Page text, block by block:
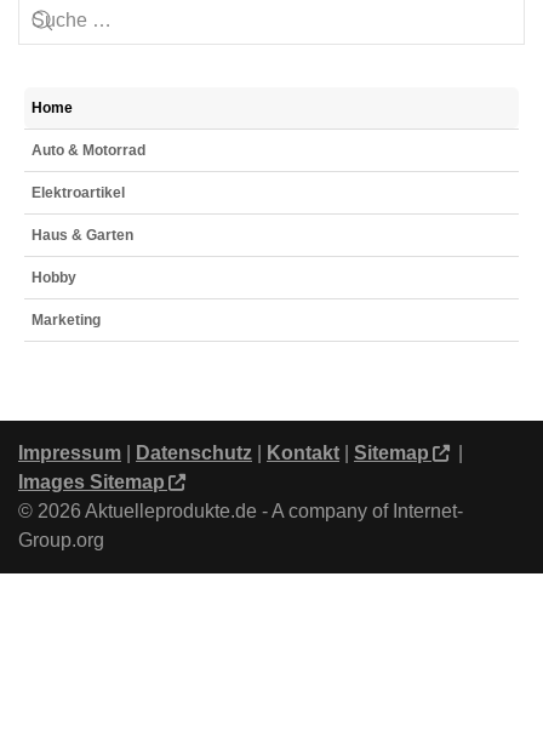
Home
Auto & Motorrad
Elektroartikel
Haus & Garten
Hobby
Marketing
Impressum Datenschutz Kontakt Sitemap
Images Sitemap
© 2026 Aktuelleprodukte.de - A company of Internet-
Group.org